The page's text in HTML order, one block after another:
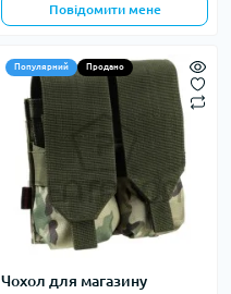
Повідомити мене
Популярний Продано
Чохол для магазину